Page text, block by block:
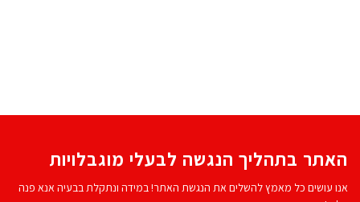
האתר בתהליך הנגשה לבעלי מוגבלויות
אנו עושים כל מאמץ להשלים את הנגשת האתר! במידה ונתקלת בבעיה אנא פנה